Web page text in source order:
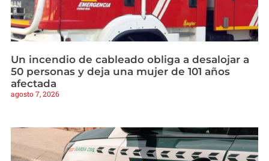
Un incendio de cableado obliga a desalojar a
50 personas y deja una mujer de 101 años
afectada
agosto 7, 2026